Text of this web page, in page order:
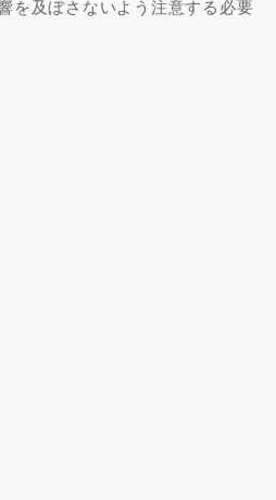
を及ぼさないよう注意する必要